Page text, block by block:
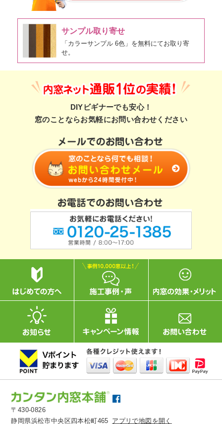
サンプル取り寄せ
「カラーサンプル 6色」を無料にてお取り寄
せ。
DIYビギナーでも安心！
窓のことならお気軽にお問い合わせください
〒430-0826
静岡県浜松市中央区四本松町465 アプリで地図を開く